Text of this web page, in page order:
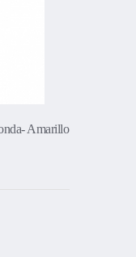
Amarillo